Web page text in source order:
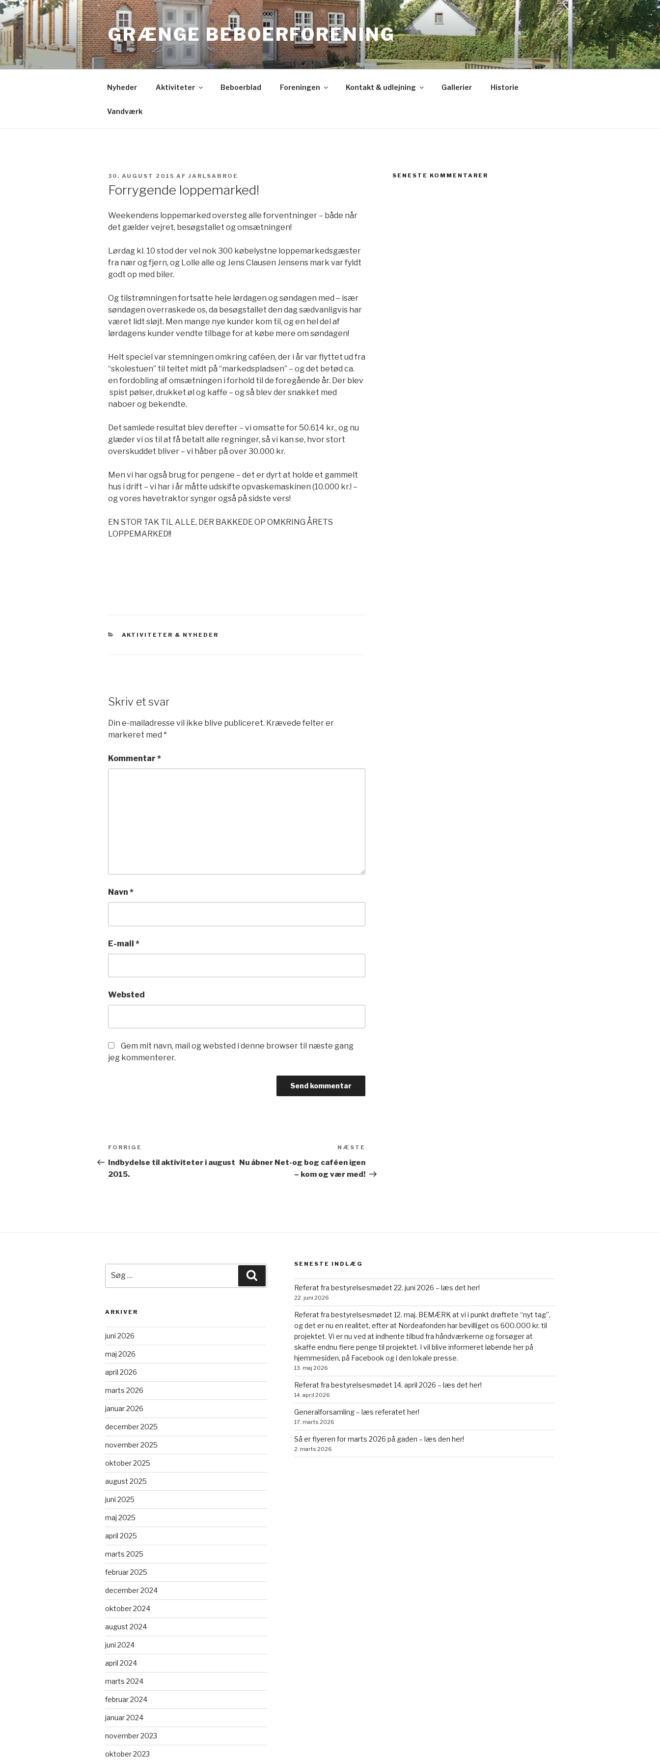
Videre
til
indhold
GRÆNGE BEBOERFORENING
Nyheder Aktiviteter Beboerblad Foreningen Kontakt & udlejning Gallerier Historie
Vandværk
UDGIVET
30. AUGUST 2015 AF JARLSABROE
Forrygende loppemarked!
Weekendens loppemarked oversteg alle forventninger – både når
det gælder vejret, besøgstallet og omsætningen!
Lørdag kl. 10 stod der vel nok 300 købelystne loppemarkedsgæster
fra nær og fjern, og Lolle alle og Jens Clausen Jensens mark var fyldt
godt op med biler.
Og tilstrømningen fortsatte hele lørdagen og søndagen med – især
søndagen overraskede os, da besøgstallet den dag sædvanligvis har
været lidt sløjt. Men mange nye kunder kom til, og en hel del af
lørdagens kunder vendte tilbage for at købe mere om søndagen!
Helt speciel var stemningen omkring caféen, der i år var flyttet ud fra
“skolestuen” til teltet midt på “markedspladsen” – og det betød ca.
en fordobling af omsætningen i forhold til de foregående år. Der blev
spist pølser, drukket øl og kaffe – og så blev der snakket med
naboer og bekendte.
Det samlede resultat blev derefter – vi omsatte for 50.614 kr., og nu
glæder vi os til at få betalt alle regninger, så vi kan se, hvor stort
overskuddet bliver – vi håber på over 30.000 kr.
Men vi har også brug for pengene – det er dyrt at holde et gammelt
hus i drift – vi har i år måtte udskifte opvaskemaskinen (10.000 kr.! –
og vores havetraktor synger også på sidste vers!
EN STOR TAK TIL ALLE, DER BAKKEDE OP OMKRING ÅRETS
LOPPEMARKED!!
KATEGORIER
AKTIVITETER & NYHEDER
Skriv et svar
Din e-mailadresse vil ikke blive publiceret. Krævede felter er
markeret med *
Kommentar *
Navn *
E-mail *
Websted
Gem mit navn, mail og websted i denne browser til næste gang
jeg kommenterer.
Indlægsnavigation
Forrige
indlæg
FORRIGE
Indbydelse til aktiviteter i august
2015.
indlæg
NÆSTE
Nu åbner Net-og bog caféen igen
– kom og vær med!
SENESTE KOMMENTARER
efter:
ARKIVER
juni 2026
maj 2026
april 2026
marts 2026
januar 2026
december 2025
november 2025
oktober 2025
august 2025
juni 2025
maj 2025
april 2025
marts 2025
februar 2025
december 2024
oktober 2024
august 2024
juni 2024
april 2024
marts 2024
februar 2024
januar 2024
november 2023
oktober 2023
SENESTE INDLÆG
Referat fra bestyrelsesmødet 22. juni 2026 – læs det her!
22. juni 2026
Referat fra bestyrelsesmødet 12. maj. BEMÆRK at vi i punkt drøftete “nyt tag”,
og det er nu en realitet, efter at Nordeafonden har bevilliget os 600.000 kr. til
projektet. Vi er nu ved at indhente tilbud fra håndværkerne og forsøger at
skaffe endnu flere penge til projektet. I vil blive informeret løbende her på
hjemmesiden, på Facebook og i den lokale presse.
13. maj 2026
Referat fra bestyrelsesmødet 14. april 2026 – læs det her!
14. april 2026
Generalforsamling – læs referatet her!
17. marts 2026
Så er flyeren for marts 2026 på gaden – læs den her!
2. marts 2026